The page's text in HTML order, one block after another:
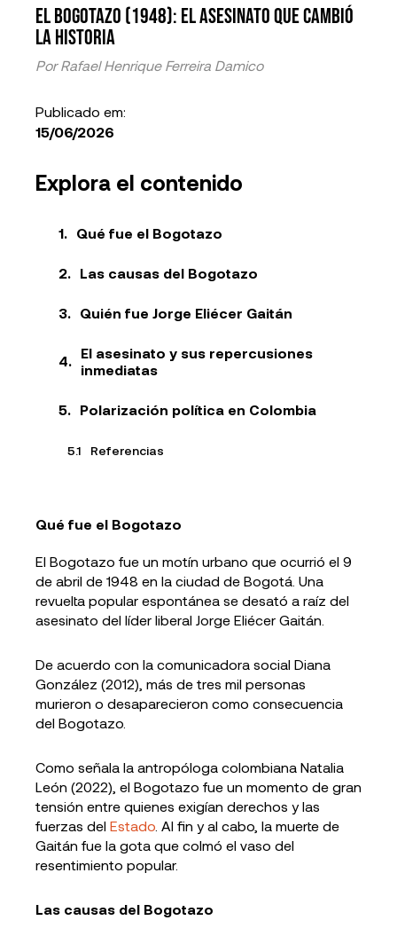
El Bogotazo (1948): El Asesinato que Cambió
la Historia
Por Rafael Henrique Ferreira Damico
Publicado em:
15/06/2026
Explora el contenido
Qué fue el Bogotazo
Las causas del Bogotazo
Quién fue Jorge Eliécer Gaitán
El asesinato y sus repercusiones
inmediatas
Polarización política en Colombia
Referencias
Qué fue el Bogotazo
El Bogotazo fue un motín urbano que ocurrió el 9
de abril de 1948 en la ciudad de Bogotá. Una
revuelta popular espontánea se desató a raíz del
asesinato del líder liberal Jorge Eliécer Gaitán.
De acuerdo con la comunicadora social Diana
González (2012), más de tres mil personas
murieron o desaparecieron como consecuencia
del Bogotazo.
Como señala la antropóloga colombiana Natalia
León (2022), el Bogotazo fue un momento de gran
tensión entre quienes exigían derechos y las
fuerzas del Estado . Al fin y al cabo, la muerte de
Gaitán fue la gota que colmó el vaso del
resentimiento popular.
Las causas del Bogotazo